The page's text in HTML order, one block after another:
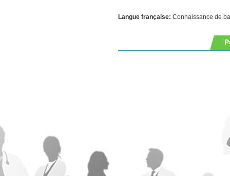
Langue française: Connaissance de